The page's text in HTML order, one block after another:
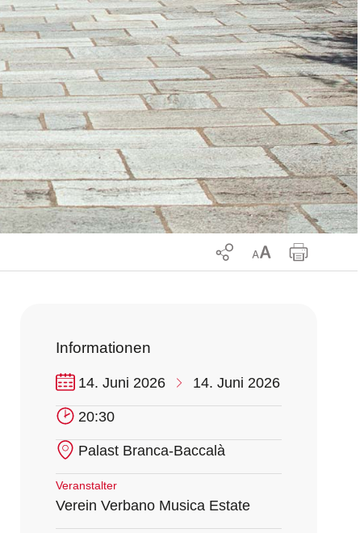
Informationen
14. Juni 2026 14. Juni 2026
20:30
Palast Branca-Baccalà
Veranstalter
Verein Verbano Musica Estate